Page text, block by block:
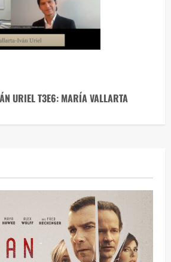
URIEL T3E6: MARÍA VALLARTA